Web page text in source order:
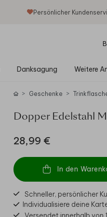
Persönlicher
Danksagung Weitere
Geschenke
Dopper Edelstahl
28,99 €
In den
Schneller, persönlicher
Individualisiere deine
Versendet innerhalb von